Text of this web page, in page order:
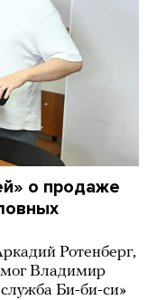
о продаже
Ротенберг,
Владимир
Би-би-си»